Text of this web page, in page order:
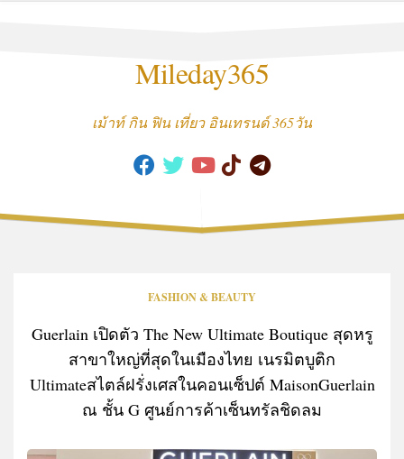
Mileday365
เม้าท์ กิน ฟิน เที่ยว อินเทรนด์ 365วัน
FASHION & BEAUTY
Guerlain เปิดตัว The New Ultimate Boutique สุดหรู
สาขาใหญ่ที่สุดในเมืองไทย เนรมิตบูติก
Ultimateสไตล์ฝรั่งเศสในคอนเซ็ปต์ MaisonGuerlain
ณ ชั้น G ศูนย์การค้าเซ็นทรัลชิดลม